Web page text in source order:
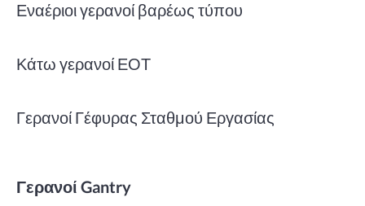
Εναέριοι γερανοί βαρέως τύπου
Κάτω γερανοί ΕΟΤ
Γερανοί Γέφυρας Σταθμού Εργασίας
Γερανοί Gantry